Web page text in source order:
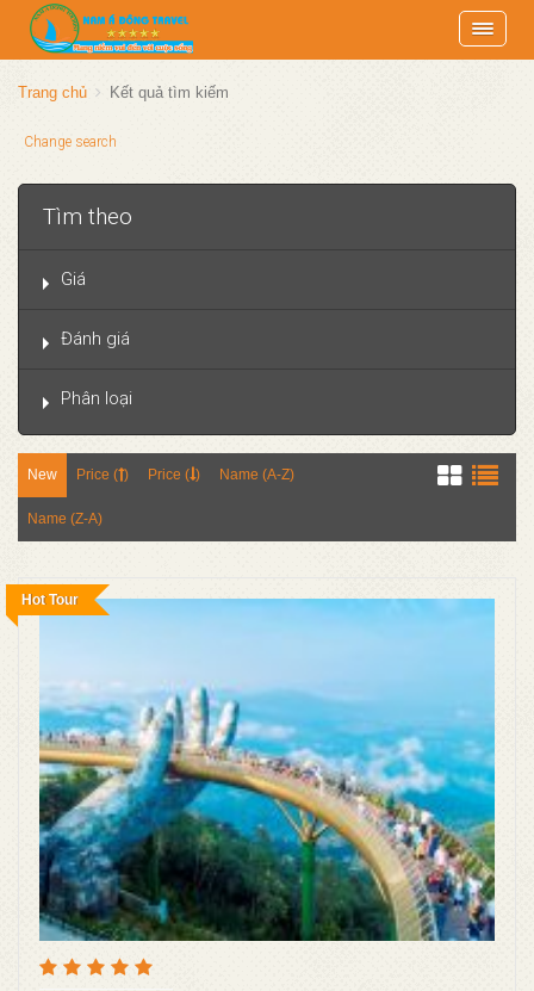
Trang chủ Kết quả tìm kiếm
Change search
Tìm theo
Giá
Đánh giá
Phân loại
New Price ( ) Price ( ) Name (A-Z)
Name (Z-A)
Hot Tour